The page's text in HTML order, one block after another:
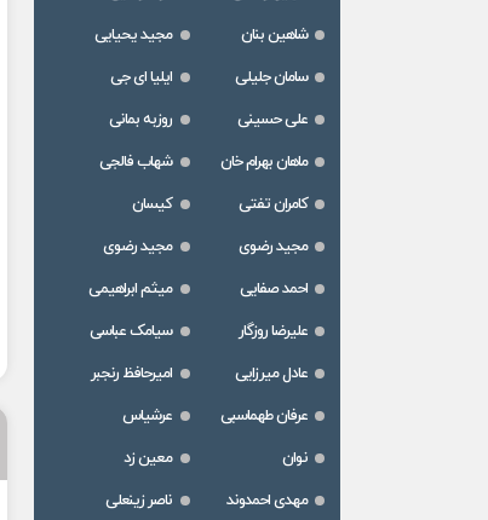
شاهین بنان
مجید یحیایی
سامان جلیلی
ایلیا ای جی
علی حسینی
روزبه بمانی
ماهان بهرام خان
شهاب فالجی
کامران تفتی
کیسان
مجید رضوی
مجید رضوی
احمد صفایی
میثم ابراهیمی
علیرضا روزگار
سیامک عباسی
عادل میرزایی
امیرحافظ رنجبر
عرفان طهماسبی
عرشیاس
نوان
معین زد
مهدی احمدوند
ناصر زینعلی